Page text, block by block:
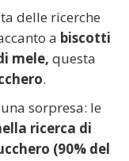
delle ricerche
a biscotti
mele, questa
.
sorpresa: le
ricerca di
(90% del